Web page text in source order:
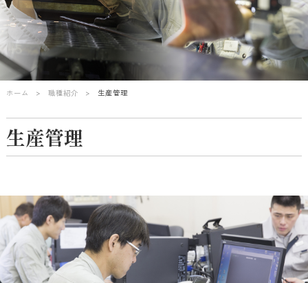
ホーム 職種紹介 生産管理
生産管理